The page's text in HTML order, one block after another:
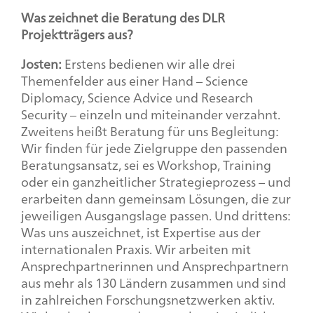
Was zeichnet die Beratung des DLR
Projektträgers aus?
Josten:Erstens bedienen wir alle drei
Themenfelder aus einer Hand –Science
Diplomacy, Science AdviceundResearch
Security– einzeln und miteinander verzahnt.
Zweitens heißt Beratung für uns Begleitung:
Wir finden für jede Zielgruppe den passenden
Beratungsansatz, sei es Workshop, Training
oder ein ganzheitlicher Strategieprozess – und
erarbeiten dann gemeinsam Lösungen, die zur
jeweiligen Ausgangslage passen. Und drittens:
Was uns auszeichnet, ist Expertise aus der
internationalen Praxis. Wir arbeiten mit
Ansprechpartnerinnen und Ansprechpartnern
aus mehr als 130 Ländern zusammen und sind
in zahlreichen Forschungsnetzwerken aktiv.